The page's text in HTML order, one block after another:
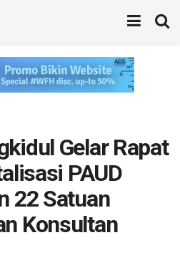
Gelar Rapat
PAUD
22 Satuan
Konsultan